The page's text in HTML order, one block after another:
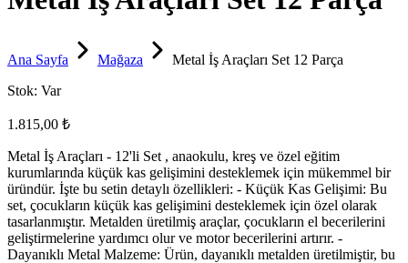
Ana Sayfa Mağaza
Metal İş Araçları Set 12 Parça
Stok: Var
1.815,00 ₺
Metal İş Araçları - 12'li Set , anaokulu, kreş ve özel eğitim
kurumlarında küçük kas gelişimini desteklemek için mükemmel bir
üründür. İşte bu setin detaylı özellikleri: - Küçük Kas Gelişimi: Bu
set, çocukların küçük kas gelişimini desteklemek için özel olarak
tasarlanmıştır. Metalden üretilmiş araçlar, çocukların el becerilerini
geliştirmelerine yardımcı olur ve motor becerilerini artırır. -
Dayanıklı Metal Malzeme: Ürün, dayanıklı metalden üretilmiştir, bu